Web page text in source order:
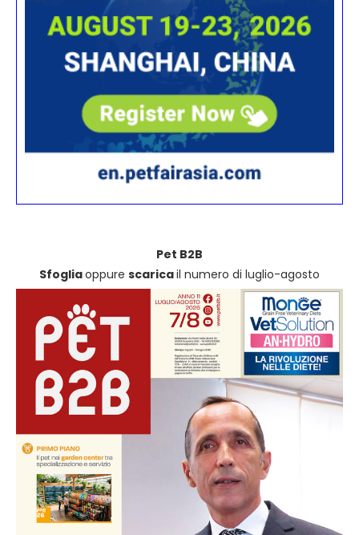
Pet B2B
Sfogliaoppure scaricail numero di luglio-agosto